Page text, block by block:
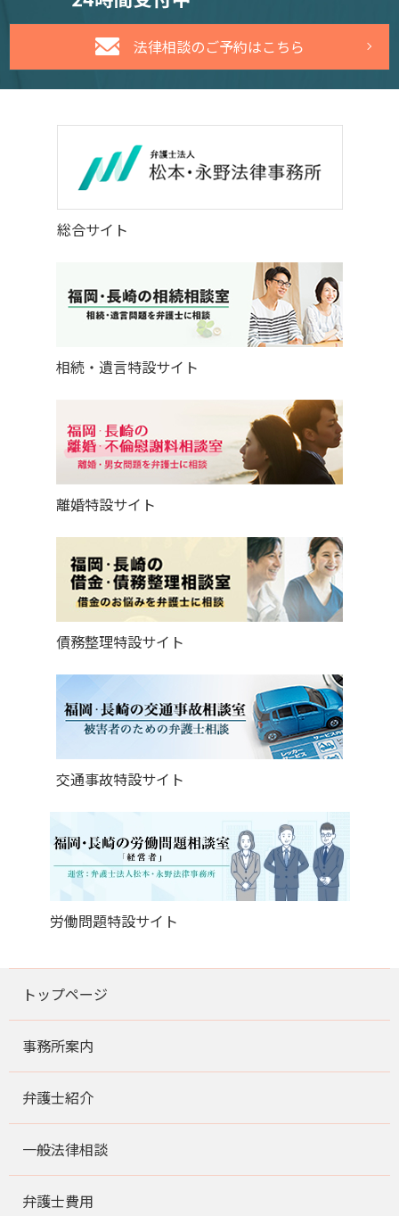
法律相談のご予約はこちら
総合サイト
相続・遺言特設サイト
離婚特設サイト
債務整理特設サイト
交通事故特設サイト
労働問題特設サイト
トップページ
事務所案内
弁護士紹介
一般法律相談
弁護士費用